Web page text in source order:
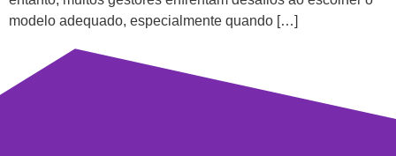
modelo adequado, especialmente quando […]